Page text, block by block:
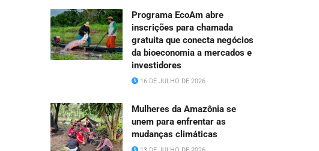
Programa EcoAm abre
inscrições para chamada
gratuita que conecta negócios
da bioeconomia a mercados e
investidores
16 DE JULHO DE 2026
Mulheres da Amazônia se
unem para enfrentar as
mudanças climáticas